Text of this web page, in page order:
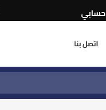
حسابي
اتصل بنا